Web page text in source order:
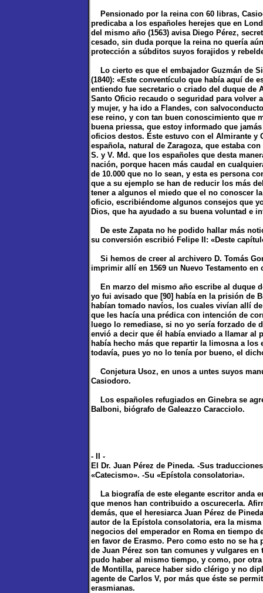
Pensionado por la reina con 60 libras,
predicaba a los españoles herejes que en
del mismo año (1563) avisa Diego Pérez,
cesado, sin duda porque la reina no quería
protección a súbditos suyos forajidos y
Lo cierto es que el embajador Guzmán de
(1840): «Este conventículo que había aquí de
entiendo fue secretario o criado del duque de
Santo Oficio recaudo o seguridad para volver
y mujer, y ha ido a Flandes, con
ese reino, y con tan buen conoscimiento que
buena priessa, que estoy informado que
oficios destos. Éste estuvo con el Almirante y
española, natural de Zaragoza, que estaba
S. y V. Md. que los españoles que desta
nación, porque hacen más caudal en
de 10.000 que no lo sean, y esta es persona
que a su ejemplo se han de reducir los más
tener a algunos el miedo que el no conoscer
oficio, escribiéndome algunos consejos que
Dios, que ha ayudado a su buena voluntad e
De este Zapata no he podido hallar más
su conversión escribió Felipe II: «Deste
Si hemos de creer al archivero D. Tomás
imprimir allí en 1569 un Nuevo Testamento
En marzo del mismo año escribe al duque
yo fui avisado que [90] había en la prisión de
habían tomado navíos, los cuales vivían allí
que les hacía una prédica con intención de
luego lo remediase, si no yo sería forzado de
envió a decir que él había enviado a llamar al
había hecho más que repartir la limosna a los
todavía, pues yo no lo tenía por bueno, el
Conjetura Usoz, en unos a untes suyos
Casiodoro.
Los españoles refugiados en Ginebra se
Balboni, biógrafo de Galeazzo Caracciolo.
- II -
El Dr. Juan Pérez de Pineda. -Sus
«Catecismo». -Su «Epístola consolatoria».
La biografía de este elegante escritor anda
que menos han contribuido a oscurecerla.
demás, que el heresiarca Juan Pérez de
autor de la Epístola consolatoria, era la
negocios del emperador en Roma en tiempo
en favor de Erasmo. Pero como esto no se
de Juan Pérez son tan comunes y vulgares
pudo haber al mismo tiempo, y como, por
de Montilla, parece haber sido clérigo y no
agente de Carlos V, por más que éste se
erasmianas.